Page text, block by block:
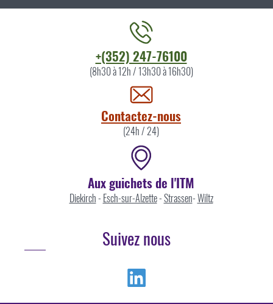
+(352) 247-76100
(8h30 à 12h / 13h30 à 16h30)
Contactez-nous
(24h / 24)
Aux guichets de l'ITM
Diekirch- Esch-sur-Alzette-Strassen-Wiltz
Suivez nous